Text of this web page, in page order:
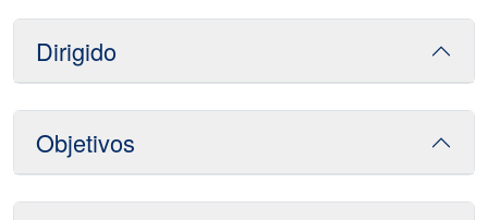
Dirigido
Objetivos